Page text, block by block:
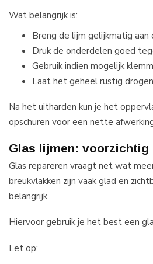
Wat belangrijk is:
Breng de lijm gelijkmatig aan
Druk de onderdelen goed
Gebruik indien mogelijk
Laat het geheel rustig drogen
Na het uitharden kun je het
opschuren voor een nette
Glas lijmen: voorzichtig
Glas repareren vraagt net wat
breukvlakken zijn vaak glad en
belangrijk.
Hiervoor gebruik je het best een
Let op: